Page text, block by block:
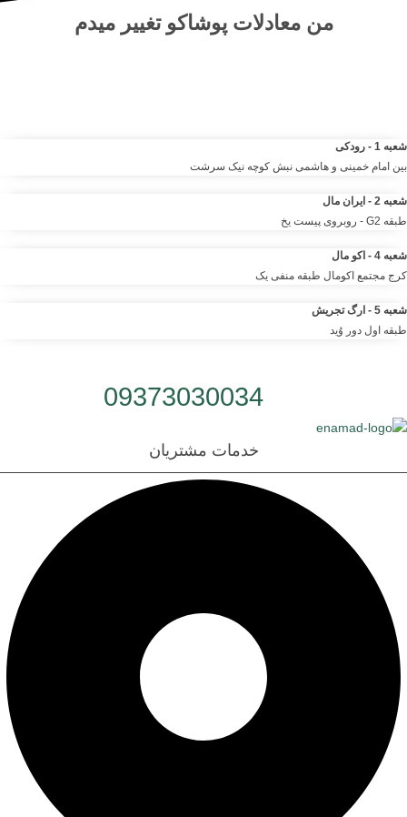
من معادلات پوشاکو تغییر میدم
شعبه 1 - رودکی
بین امام خمینی و هاشمی نبش کوچه نیک سرشت
شعبه 2 - ایران مال
طبقه G2 - روبروی پیست یخ
شعبه 4 - اکو مال
کرج مجتمع اکومال طبقه منفی یک
شعبه 5 - ارگ تجریش
طبقه اول دور وُید
09373030034
خدمات مشتریان